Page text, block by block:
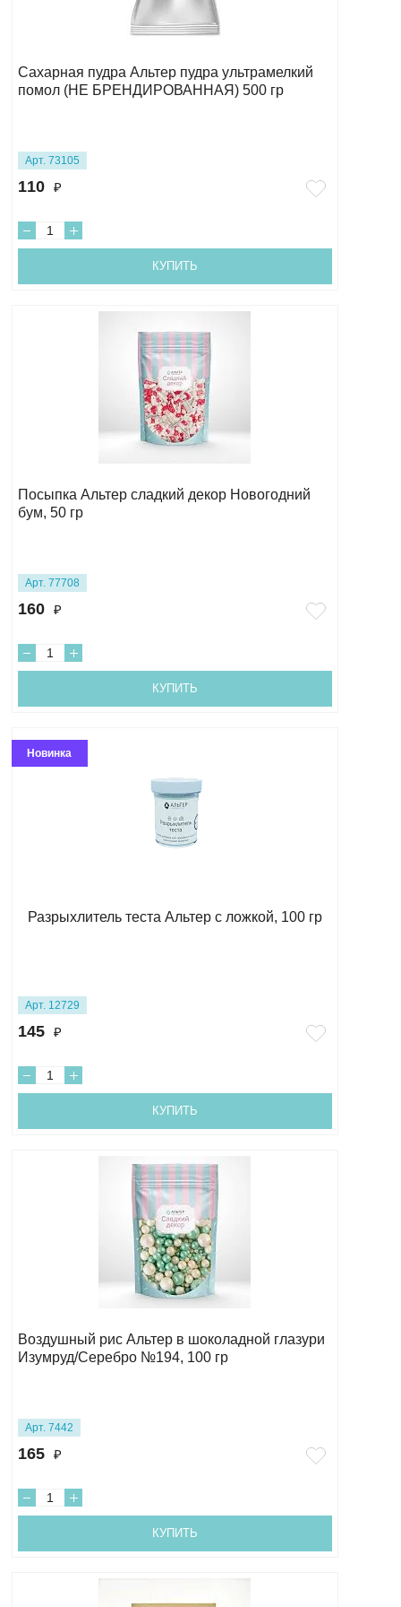
Сахарная пудра Альтер пудра ультрамелкий
помол (НЕ БРЕНДИРОВАННАЯ) 500 гр
Арт. 73105
110 ₽
КУПИТЬ
Посыпка Альтер сладкий декор Новогодний
бум, 50 гр
Арт. 77708
160 ₽
КУПИТЬ
Новинка
Разрыхлитель теста Альтер с ложкой, 100 гр
Арт. 12729
145 ₽
КУПИТЬ
Воздушный рис Альтер в шоколадной глазури
Изумруд/Серебро №194, 100 гр
Арт. 7442
165 ₽
КУПИТЬ